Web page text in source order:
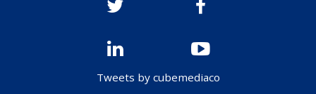
Tweets by cubemediaco